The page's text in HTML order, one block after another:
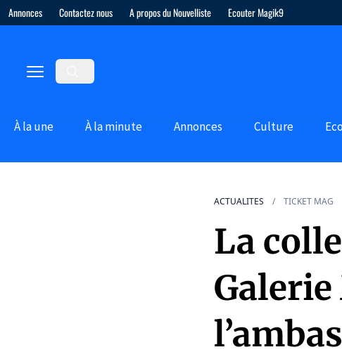
Annonces Contactez nous A propos du Nouvelliste Ecouter Magik9
À la une À la minute Annonces Culture
ACTUALITES TICKET MAG
La